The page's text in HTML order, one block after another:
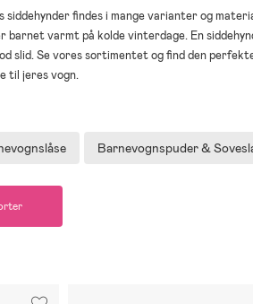
siddehynder findes i mange varianter og
barnet varmt på kolde vinterdage. En
slid. Se vores sortimentet og find den
til jeres vogn.
Barnevognspuder &